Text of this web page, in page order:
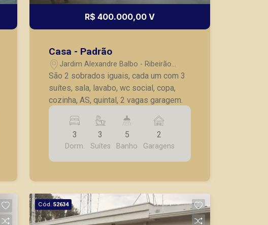
R$ 400.000,00 V
Casa - Padrão
Jardim Alexandre Balbo - Ribeirão
Preto/SP
São 2 sobrados iguais, cada um com 3
suítes, sala, lavabo, wc social, copa,
cozinha, AS, quintal, 2 vagas garagem.
3
Dorm.
3
Suítes
5
Banho
2
Garagens
Cód. 52634